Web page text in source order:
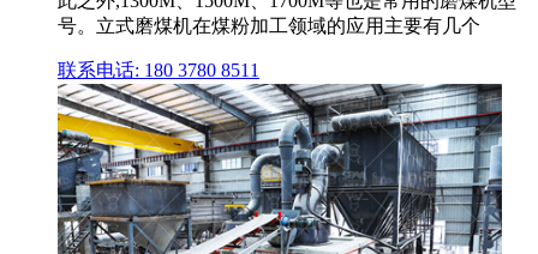
号。立式磨煤机在煤粉加工领域的应用主要有几个
联系电话: 180 3780 8511